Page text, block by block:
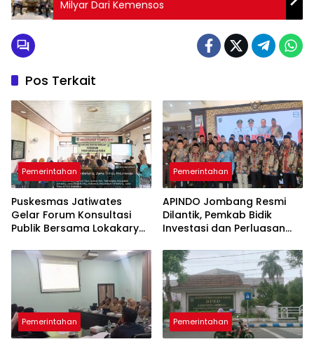
Milyar Dari Kemensos
Pos Terkait
Pemerintahan
Puskesmas Jatiwates
Gelar Forum Konsultasi
Publik Bersama Lokakarya
Tingkatkan Mutu
Pelayanan Kesehatan
Jombang
Pemerintahan
APINDO Jombang Resmi
Dilantik, Pemkab Bidik
Investasi dan Perluasan
Pemerintahan Pemerintahan